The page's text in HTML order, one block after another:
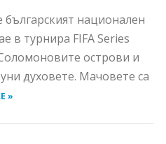
национален
в турнира FIFA Series
острови и
духовете. Мачовете са
»